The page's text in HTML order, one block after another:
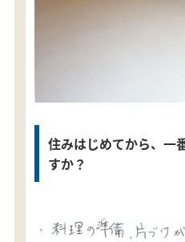
住みはじめてから、一
すか？